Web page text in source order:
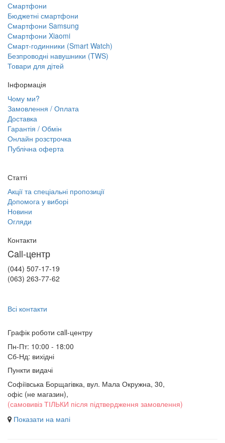
Смартфони
Бюджетні смартфони
Смартфони Samsung
Смартфони Xiaomi
Смарт-годинники (Smart Watch)
Безпроводні навушники (TWS)
Товари для дітей
Інформація
Чому ми?
Замовлення / Оплата
Доставка
Гарантія / Обмін
Онлайн розстрочка
Публічна оферта
Статті
Акції та спеціальні пропозиції
Допомога у виборі
Новини
Огляди
Контакти
Call-центр
(044) 507-17-19
(063) 263-77-62
Всі контакти
Графік роботи сall-центру
Пн-Пт: 10:00 - 18:00
Сб-Нд: вихідні
Пункти видачі
Софіївська Борщагівка, вул. Мала Окружна, 30,
офіс (не магазин),
(самовивіз ТІЛЬКИ після підтвердження замовлення)
Показати на мапі